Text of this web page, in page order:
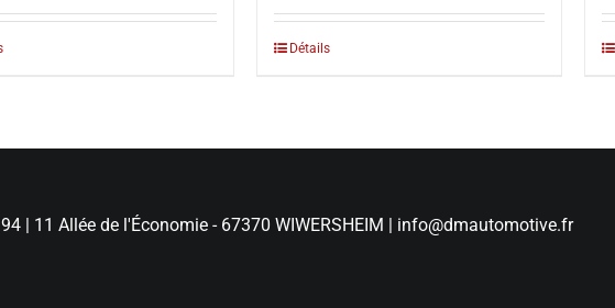
Détails
11 Allée de l'Économie - 67370 WIWERSHEIM info@dmautomotive.fr